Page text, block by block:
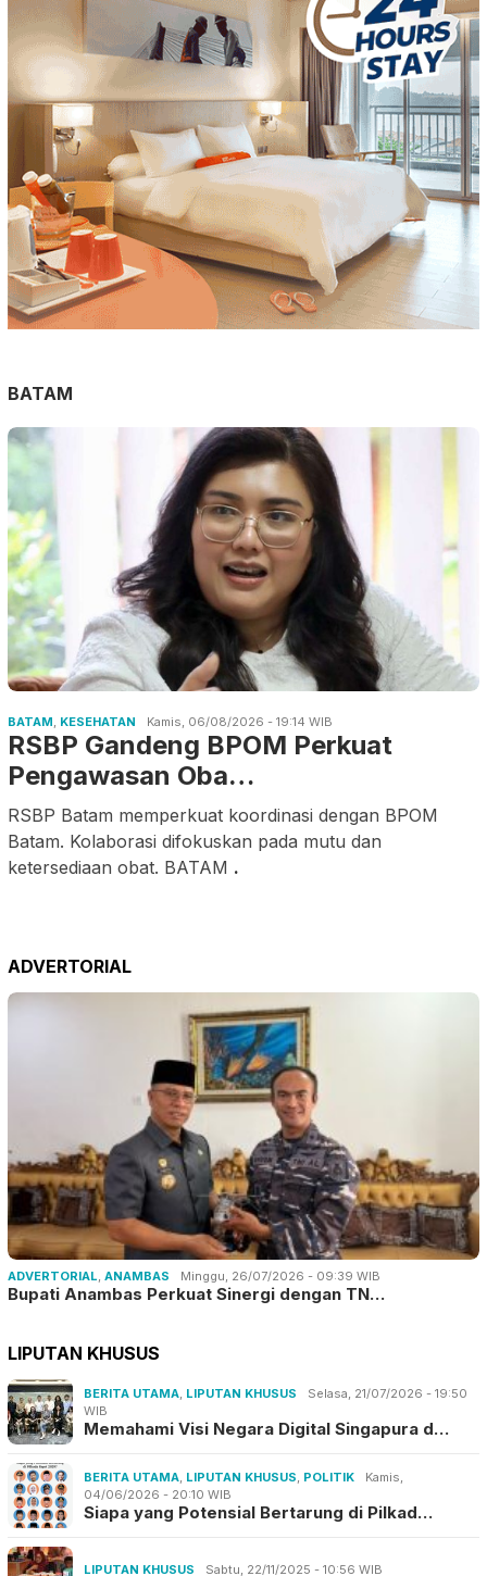
BATAM
BATAM KESEHATAN Kamis, 06/08/2026 - 19:14 WIB
RSBP Gandeng BPOM Perkuat
Pengawasan Oba…
RSBP Batam memperkuat koordinasi dengan BPOM
Batam. Kolaborasi difokuskan pada mutu dan
ketersediaan obat. BATAM .
ADVERTORIAL
ADVERTORIAL ANAMBAS Minggu, 26/07/2026 - 09:39 WIB
Bupati Anambas Perkuat Sinergi dengan TN…
LIPUTAN KHUSUS
BERITA UTAMA LIPUTAN KHUSUS
Selasa, 21/07/2026 - 19:50
WIB
Memahami Visi Negara Digital Singapura d…
BERITA UTAMA LIPUTAN KHUSUS POLITIK
Kamis,
04/06/2026 - 20:10 WIB
Siapa yang Potensial Bertarung di Pilkad…
LIPUTAN KHUSUS Sabtu, 22/11/2025 - 10:56 WIB